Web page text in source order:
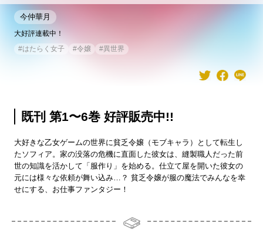
今仲華月
大好評連載中！
#はたらく女子 #令嬢 #異世界
既刊 第1〜6巻 好評販売中!!
大好きな乙女ゲームの世界に貧乏令嬢（モブキャラ）として転生し
たソフィア。家の没落の危機に直面した彼女は、縫製職人だった前
世の知識を活かして「服作り」を始める。仕立て屋を開いた彼女の
元には様々な依頼が舞い込み…？ 貧乏令嬢が服の魔法でみんなを幸
せにする、お仕事ファンタジー！